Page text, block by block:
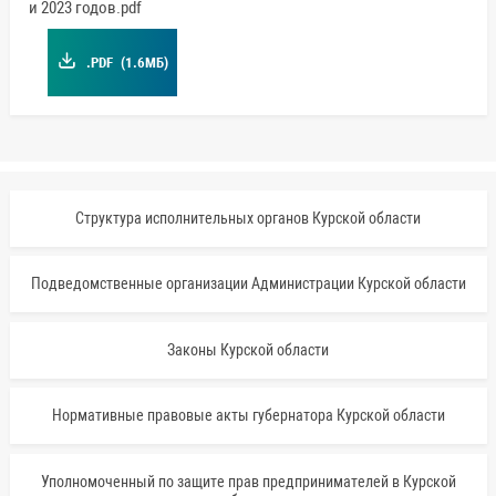
и 2023 годов.pdf
.PDF (1.6МБ)
Структура исполнительных органов Курской области
Подведомственные организации Администрации Курской области
Законы Курской области
Нормативные правовые акты губернатора Курской области
Уполномоченный по защите прав предпринимателей в Курской